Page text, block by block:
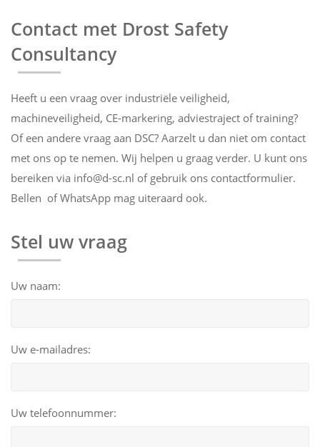
Contact met Drost Safety
Consultancy
Heeft u een vraag over industriële veiligheid,
machineveiligheid, CE-markering, adviestraject of training?
Of een andere vraag aan DSC? Aarzelt u dan niet om contact
met ons op te nemen. Wij helpen u graag verder. U kunt ons
bereiken via info@d-sc.nl of gebruik ons contactformulier.
Bellen of WhatsApp mag uiteraard ook.
Stel uw vraag
Uw naam:
Uw e-mailadres:
Uw telefoonnummer: